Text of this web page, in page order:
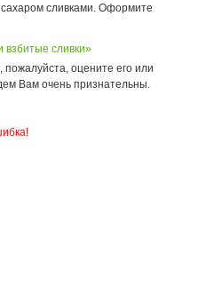
сливками. Оформите
сливки»
оцените его или
Вам очень признательны.